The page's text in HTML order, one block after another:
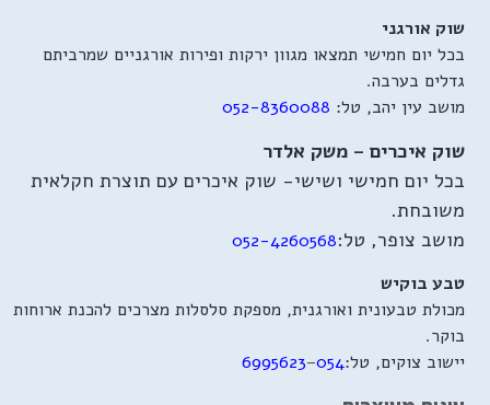
שוק אורגני
בכל יום חמישי תמצאו מגוון ירקות ופירות אורגניים שמרביתם
גדלים בערבה.
מושב עין יהב, טל: 052-8360088
שוק איכרים – משק אלדר
בכל יום חמישי ושישי- שוק איכרים עם תוצרת חקלאית
משובחת.
מושב צופר, טל:052-4260568
טבע בוקיש
מכולת טבעונית ואורגנית, מספקת סלסלות מצרכים להכנת ארוחות
בוקר.
יישוב צוקים, טל:054
–
6995623